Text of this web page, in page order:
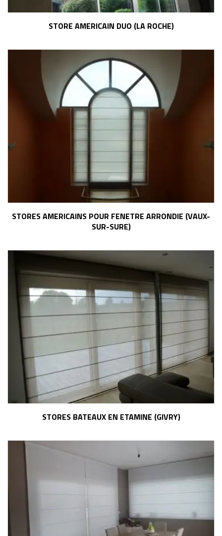
STORE AMERICAIN DUO (LA ROCHE)
STORES AMERICAINS POUR FENETRE ARRONDIE (VAUX-
SUR-SURE)
STORES BATEAUX EN ETAMINE (GIVRY)